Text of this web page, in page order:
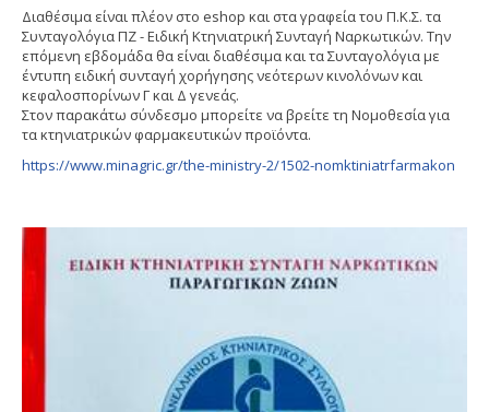
Διαθέσιμα είναι πλέον στο eshop και στα γραφεία του Π.Κ.Σ. τα
Συνταγολόγια ΠΖ - Ειδική Κτηνιατρική Συνταγή Ναρκωτικών. Την
επόμενη εβδομάδα θα είναι διαθέσιμα και τα Συνταγολόγια με
έντυπη ειδική συνταγή χορήγησης νεότερων κινολόνων και
κεφαλοσπορίνων Γ και Δ γενεάς.
Στον παρακάτω σύνδεσμο μπορείτε να βρείτε τη Νομοθεσία για
τα κτηνιατρικών φαρμακευτικών προϊόντα.
https://www.minagric.gr/the-ministry-2/1502-nomktiniatrfarmakon